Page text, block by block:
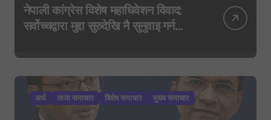
नेपाली कांग्रेस विशेष महाधिवेशन विवाद:
सर्वोच्चद्वारा मुद्दा सुरुदेखि नै सुनुवाइ गर्न
अर्थ ताजा समाचार बिशेष समाचार मुख्य समाचार